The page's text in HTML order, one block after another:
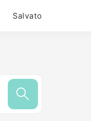
Salvato